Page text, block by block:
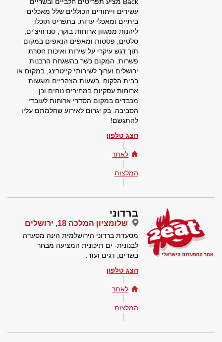
Back מציע תפריטים חלביים ובשריים
עשירים וייחודים הכוללים שלל מאכלים
ביתיים ומאכלי עדות. בתפריט תוכלו
ליהנות ממגוון ארוחות בוקר, סנדוויצ'ים,
סלטים, פסטות ומאפים הנאפים במקום
תוך דגש עיקרי על שירות ואיכות חסרת
פשרות. המקום כשר בהשגחת הרבנות
ירושלים וערוך לשירותי קייטרינג, במקום או
בבית הלקוח. בשעות הצהריים מוגשות
ארוחות עסקיות במחירים נוחים וכן
מכבדים במקום הסדרי ארוחות לעובדי
הסביבה. בק יגרום לאירוע שחלמתם עליו
להתגשם!
הצג טלפון
לאתר
המלצות
ברדוני
שלומציון המלכה 18, ירושלים
מסעדת ברדוני הירושלמית הינה מסעדה
לבנונית- ים תיכונית המציעה מבחר
בשרים, דגים ועוד.
הצג טלפון
לאתר
המלצות